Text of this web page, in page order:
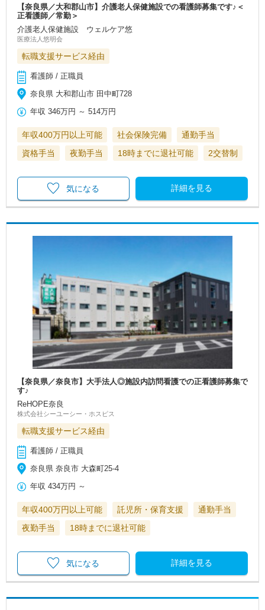
【奈良県／大和郡山市】介護老人保健施設での看護師募集です♪＜
正看護師／常勤＞
介護老人保健施設 ウェルケア悠
医療法人悠明会
転職支援サービス経由
看護師 / 正職員
奈良県 大和郡山市 田中町728
年収 346万円 ～514万円
年収400万円以上可能 社会保険完備
通勤手当
資格手当
夜勤手当 18時までに退社可能 2交替制
詳細を見る
気になる
【奈良県／奈良市】大手法人◎施設内訪問看護での正看護師募集で
す♪
ReHOPE奈良
株式会社シーユーシー・ホスピス
転職支援サービス経由
看護師 / 正職員
奈良県 奈良市 大森町25-4
年収 434万円 ～
年収400万円以上可能 託児所・保育支援
通勤手当
夜勤手当
18時までに退社可能
詳細を見る
気になる